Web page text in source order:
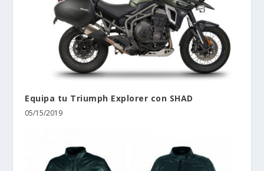
Equipa tu Triumph Explorer con SHAD
05/15/2019